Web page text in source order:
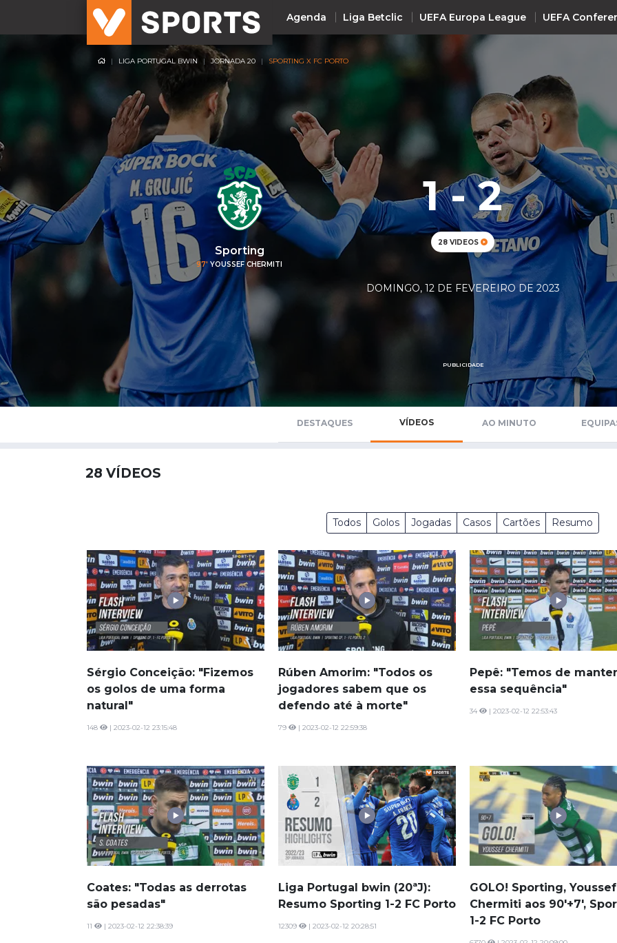
Agenda Liga Betclic UEFA Europa League UEFA
Resultados +
NACIONAL
Liga Betclic
Liga Meu Super
Allianz Cup
Taça Generali Tranquilidade
Supertaça
Playoff
Sporting
FC Porto
INTERNACIONAL
UEFA Champions League
UEFA Europa League
UEFA Conference League
Premier League
La Liga
Bundesliga
Serie A
Süper Lig
LIGA PORTUGAL BWIN JORNADA 20 SPORTING X FC PORTO
Sporting
97' YOUSSEF CHERMITI
1 - 2
28 VIDEOS
DOMINGO, 12 DE FEVEREIRO DE 2023
PUBLICIDADE
DESTAQUES VÍDEOS AO MINUTO
28 VÍDEOS
Todos Golos Jogadas Casos Cartões Resumo
Sérgio Conceição: "Fizemos
os golos de uma forma
natural"
148 | 2023-02-12 23:15:48
Rúben Amorim: "Todos os
jogadores sabem que os
defendo até à morte"
79 | 2023-02-12 22:59:38
Pepê: "Temos de manter
essa sequência"
34 | 2023-02-12 22:53:43
Coates: "Todas as derrotas
são pesadas"
11 | 2023-02-12 22:38:39
Liga Portugal bwin (20ªJ):
Resumo Sporting 1-2 FC Porto
12309 | 2023-02-12 20:28:51
GOLO! Sporting, Youssef
Chermiti aos 90'+7',
1-2 FC Porto